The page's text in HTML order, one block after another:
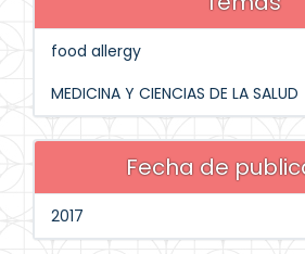
food allergy
MEDICINA Y CIENCIAS DE LA SALUD
Fecha de
2017